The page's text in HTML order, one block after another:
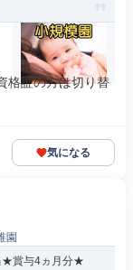
格証の方は切り替
気になる
園
★賞与4ヵ月分★